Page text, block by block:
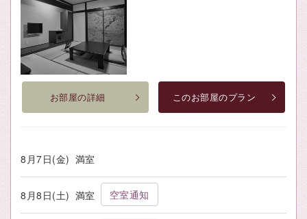
お部屋の詳細 このお部屋のプラン
8月7日(金) 満室
8月8日(土) 満室 空室通知